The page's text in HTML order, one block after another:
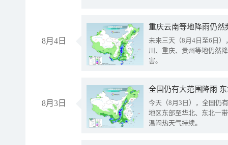
8月4日
重庆云南等地降雨仍然
未来三天（8月4日至6日
川、重庆、贵州等地仍然
害。
8月3日
全国仍有大范围降雨
今天（8月3日），全国仍
地区东部至华北、东北一
温闷热天气持续。